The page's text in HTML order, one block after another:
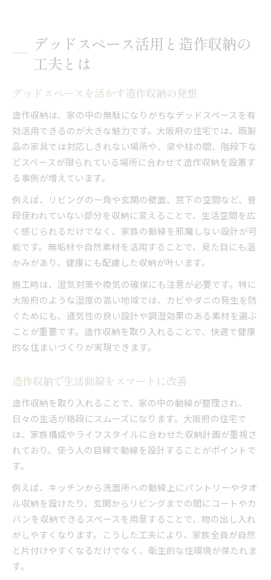
デッドスペース活用と造作収納の
工夫とは
デッドスペースを活かす造作収納の発想
造作収納は、家の中の無駄になりがちなデッドスペースを有
効活用できるのが大きな魅力です。大阪府の住宅では、既製
品の家具では対応しきれない場所や、梁や柱の間、階段下な
どスペースが限られている場所に合わせて造作収納を設置す
る事例が増えています。
例えば、リビングの一角や玄関の壁面、窓下の空間など、普
段使われていない部分を収納に変えることで、生活空間を広
く感じられるだけでなく、家族の動線を邪魔しない設計が可
能です。無垢材や自然素材を活用することで、見た目にも温
かみがあり、健康にも配慮した収納が叶います。
施工時は、湿気対策や換気の確保にも注意が必要です。特に
大阪府のような湿度の高い地域では、カビやダニの発生を防
ぐためにも、通気性の良い設計や調湿効果のある素材を選ぶ
ことが重要です。造作収納を取り入れることで、快適で健康
的な住まいづくりが実現できます。
造作収納で生活動線をスマートに改善
造作収納を取り入れることで、家の中の動線が整理され、
日々の生活が格段にスムーズになります。大阪府の住宅で
は、家族構成やライフスタイルに合わせた収納計画が重視さ
れており、使う人の目線で動線を設計することがポイントで
す。
例えば、キッチンから洗面所への動線上にパントリーやタオ
ル収納を設けたり、玄関からリビングまでの間にコートやカ
バンを収納できるスペースを用意することで、物の出し入れ
がしやすくなります。こうした工夫により、家族全員が自然
と片付けやすくなるだけでなく、衛生的な住環境が保たれま
す。